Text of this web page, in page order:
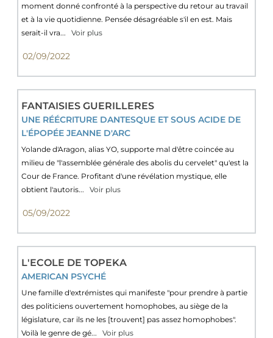
moment donné confronté à la perspective du retour au travail
et à la vie quotidienne. Pensée désagréable s'il en est. Mais
serait-il vra...
Voir plus
02/09/2022
FANTAISIES GUERILLERES
UNE RÉÉCRITURE DANTESQUE ET SOUS ACIDE DE
L'ÉPOPÉE JEANNE D'ARC
Yolande d'Aragon, alias YO, supporte mal d'être coincée au
milieu de "l'assemblée générale des abolis du cervelet" qu'est la
Cour de France. Profitant d'une révélation mystique, elle
obtient l'autoris...
Voir plus
05/09/2022
L'ECOLE DE TOPEKA
AMERICAN PSYCHÉ
Une famille d'extrémistes qui manifeste "pour prendre à partie
des politiciens ouvertement homophobes, au siège de la
législature, car ils ne les [trouvent] pas assez homophobes".
Voilà le genre de gé...
Voir plus